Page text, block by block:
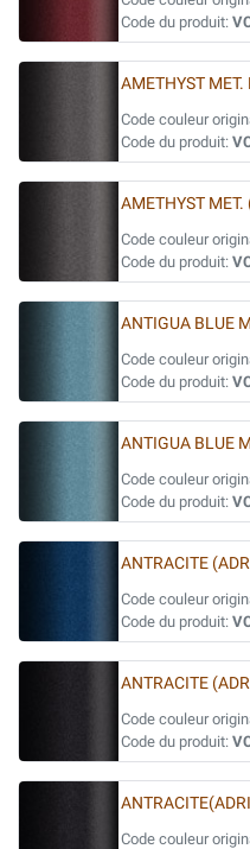
Code du produit:
AMETHYST MET.
Code couleur
Code du produit:
AMETHYST
Code couleur
Code du produit:
ANTIGUA BLUE
Code couleur
Code du produit:
ANTIGUA BLUE
Code couleur
Code du produit:
ANTRACITE
Code couleur
Code du produit:
ANTRACITE
Code couleur
Code du produit:
Code couleur